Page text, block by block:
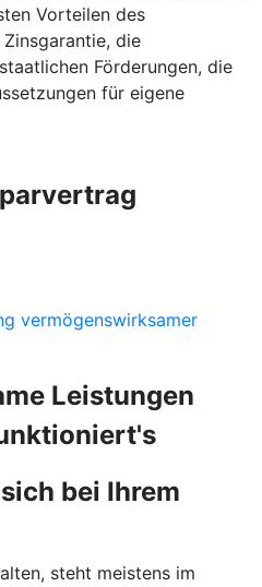
Vorteilen des
die
Förderungen, die
für eigene
vermögenswirksamer
Leistungen
bei Ihrem
steht meistens im